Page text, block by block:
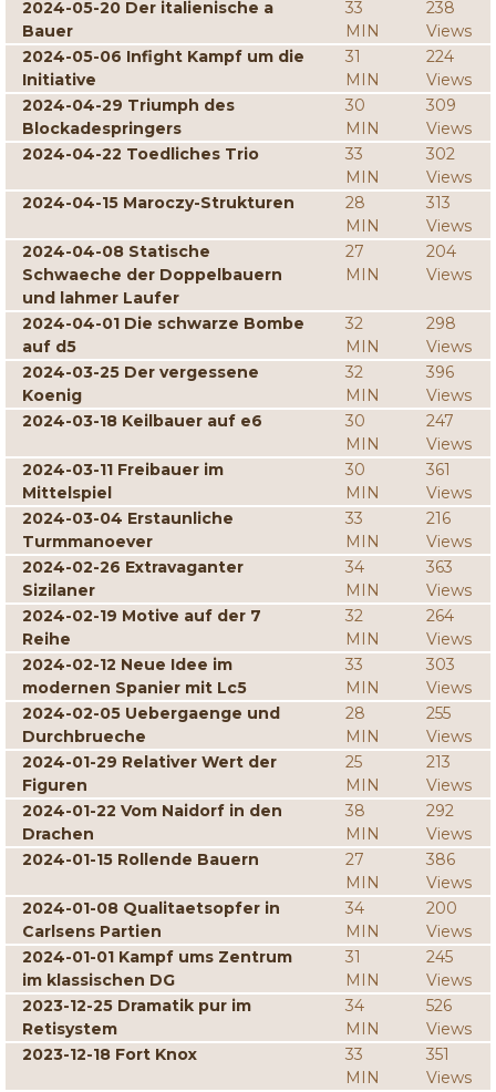
2024-05-20 Der italienische a
Bauer
33
MIN
238
Views
2024-05-06 Infight Kampf um die
Initiative
31
MIN
224
Views
2024-04-29 Triumph des
Blockadespringers
30
MIN
309
Views
2024-04-22 Toedliches Trio
33
MIN
302
Views
2024-04-15 Maroczy-Strukturen
28
MIN
313
Views
2024-04-08 Statische
Schwaeche der Doppelbauern
und lahmer Laufer
27
MIN
204
Views
2024-04-01 Die schwarze Bombe
auf d5
32
MIN
298
Views
2024-03-25 Der vergessene
Koenig
32
MIN
396
Views
2024-03-18 Keilbauer auf e6
30
MIN
247
Views
2024-03-11 Freibauer im
Mittelspiel
30
MIN
361
Views
2024-03-04 Erstaunliche
Turmmanoever
33
MIN
216
Views
2024-02-26 Extravaganter
Sizilaner
34
MIN
363
Views
2024-02-19 Motive auf der 7
Reihe
32
MIN
264
Views
2024-02-12 Neue Idee im
modernen Spanier mit Lc5
33
MIN
303
Views
2024-02-05 Uebergaenge und
Durchbrueche
28
MIN
255
Views
2024-01-29 Relativer Wert der
Figuren
25
MIN
213
Views
2024-01-22 Vom Naidorf in den
Drachen
38
MIN
292
Views
2024-01-15 Rollende Bauern
27
MIN
386
Views
2024-01-08 Qualitaetsopfer in
Carlsens Partien
34
MIN
200
Views
2024-01-01 Kampf ums Zentrum
im klassischen DG
31
MIN
245
Views
2023-12-25 Dramatik pur im
Retisystem
34
MIN
526
Views
2023-12-18 Fort Knox
33
MIN
351
Views